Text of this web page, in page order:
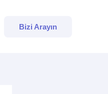
Bizi Arayın